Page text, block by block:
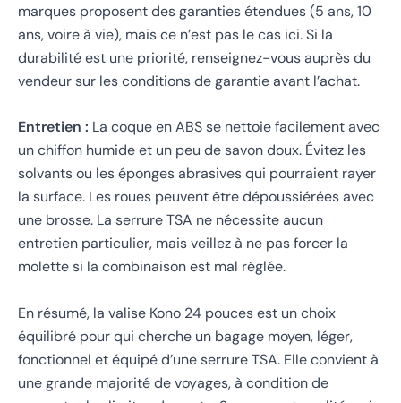
marques proposent des garanties étendues (5 ans, 10
ans, voire à vie), mais ce n’est pas le cas ici. Si la
durabilité est une priorité, renseignez-vous auprès du
vendeur sur les conditions de garantie avant l’achat.
Entretien : La coque en ABS se nettoie facilement avec
un chiffon humide et un peu de savon doux. Évitez les
solvants ou les éponges abrasives qui pourraient rayer
la surface. Les roues peuvent être dépoussiérées avec
une brosse. La serrure TSA ne nécessite aucun
entretien particulier, mais veillez à ne pas forcer la
molette si la combinaison est mal réglée.
En résumé, la valise Kono 24 pouces est un choix
équilibré pour qui cherche un bagage moyen, léger,
fonctionnel et équipé d’une serrure TSA. Elle convient à
une grande majorité de voyages, à condition de